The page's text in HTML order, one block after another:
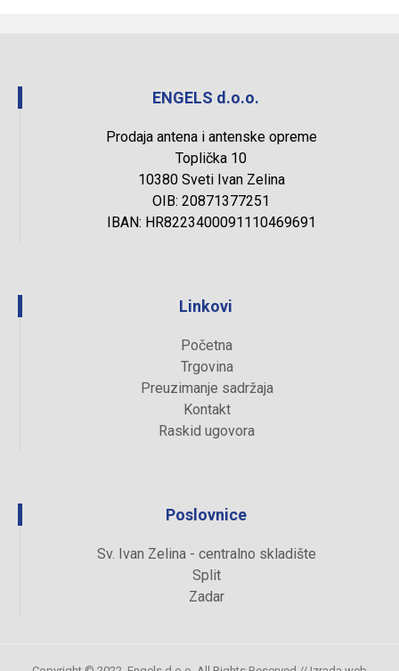
ENGELS d.o.o.
Prodaja antena i antenske opreme
Toplička 10
10380 Sveti Ivan Zelina
OIB: 20871377251
IBAN: HR8223400091110469691
Linkovi
Početna
Trgovina
Preuzimanje sadržaja
Kontakt
Raskid ugovora
Poslovnice
Sv. Ivan Zelina - centralno skladište
Split
Zadar